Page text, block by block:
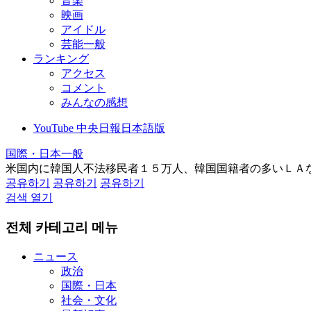
映画
アイドル
芸能一般
ランキング
アクセス
コメント
みんなの感想
YouTube 中央日報日本語版
国際・日本一般
米国内に韓国人不法移民者１５万人、韓国国籍者の多いＬＡ
공유하기
공유하기
공유하기
검색 열기
전체 카테고리 메뉴
ニュース
政治
国際・日本
社会・文化